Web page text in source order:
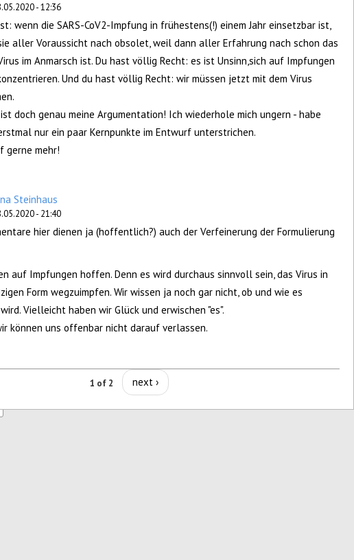
4votes
- 12:36
wenn die SARS-CoV2-Impfung in frühestens(!) einem Jahr einsetzbar ist,
aller Voraussicht nach obsolet, weil dann aller Erfahrung nach schon das
im Anmarsch ist. Du hast völlig Recht: es ist Unsinn,sich auf Impfungen
Und du hast völlig Recht: wir müssen jetzt mit dem Virus
doch genau meine Argumentation! Ich wiederhole mich ungern - habe
nur ein paar Kernpunkte im Entwurf unterstrichen.
gerne mehr!
Steinhaus
- 21:40
hier dienen ja (hoffentlich?) auch der Verfeinerung der Formulierung
auf Impfungen hoffen. Denn es wird durchaus sinnvoll sein, das Virus in
Form wegzuimpfen. Wir wissen ja noch gar nicht, ob und wie es
Vielleicht haben wir Glück und erwischen "es".
können uns offenbar nicht darauf verlassen.
1 of 2 next ›